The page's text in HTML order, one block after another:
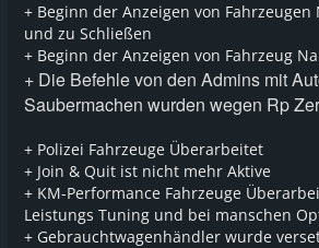
+ Beginn der Anzeigen von
und zu Schließen
+ Beginn der Anzeigen von Fahrzeug
+ Die Befehle von den Admins mit
Saubermachen wurden wegen Rp
+ Polizei Fahrzeuge Überarbeitet
+ Join & Quit ist nicht mehr Aktive
+ KM-Performance Fahrzeuge
Leistungs Tuning und bei manschen
+ Gebrauchtwagenhändler wurde